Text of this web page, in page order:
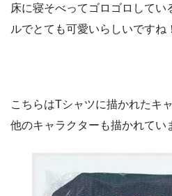
床に寝そべってゴロゴロして
ルでとても可愛いらしいですね
こちらはTシャツに描かれたキ
他のキャラクターも描かれてい